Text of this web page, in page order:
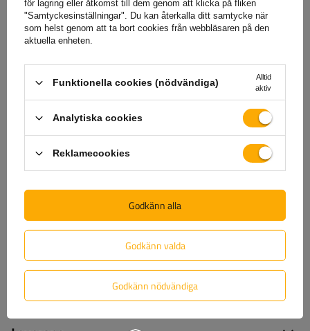
– allt du behöver göra är att fyll i och skicka in formuläret
som finns på vår webbplats.
Hjälp
Har du frågor om valet eller användningen av våra
produkter? Kontakta oss! Unitrailers specialister ger dig
+46 842 002 023 unitrailer@unitrailer.se
Specifikation
för lagring eller åtkomst till dem genom att klicka på fliken
"Samtyckesinställningar". Du kan återkalla ditt samtycke när
som helst genom att ta bort cookies från webbläsaren på den
aktuella enheten.
Funktionella cookies (nödvändiga)
Alltid
aktiv
Analytiska cookies
Reklamecookies
Godkänn valda
Godkänn nödvändiga
Godkänn alla